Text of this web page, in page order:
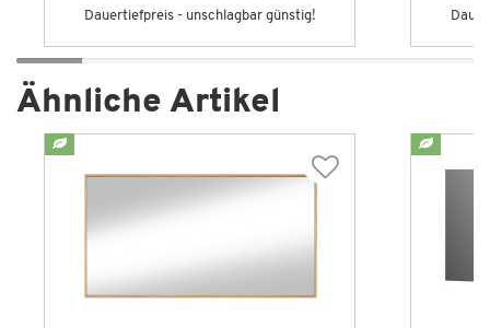
Dauertiefpreis - unschlagbar günstig!
Ähnliche Artikel